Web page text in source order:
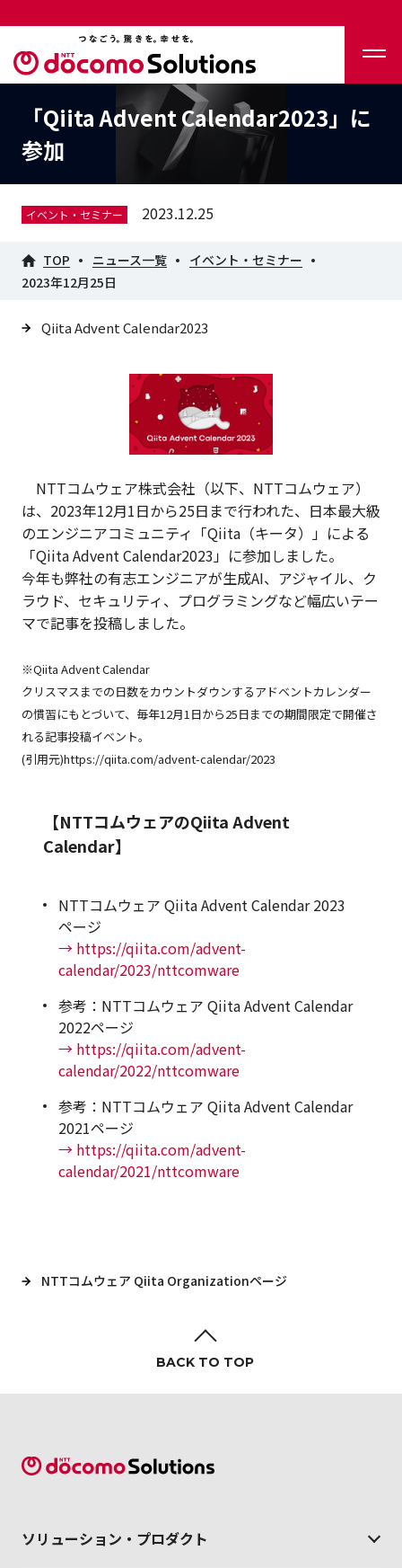
「Qiita Advent Calendar2023」に
参加
イベント・セミナー 2023.12.25
TOP ニュース一覧
イベント・セミナー
2023年12月25日
Qiita Advent Calendar2023
NTTコムウェア株式会社（以下、NTTコムウェア）
は、2023年12月1日から25日まで行われた、日本最大級
のエンジニアコミュニティ「Qiita（キータ）」による
「Qiita Advent Calendar2023」 に参加しました。
今年も弊社の有志エンジニアが生成AI、アジャイル、ク
ラウド、セキュリティ、プログラミングなど幅広いテー
マで記事を投稿しました。
※Qiita Advent Calendar
クリスマスまでの日数をカウントダウンするアドベントカレンダー
の慣習にもとづいて、毎年12月1日から25日までの期間限定で開催さ
れる記事投稿イベント。
(引用元)https://qiita.com/advent-calendar/2023
【NTTコムウェアのQiita Advent
Calendar】
NTTコムウェア Qiita Advent Calendar 2023
ページ
→ https://qiita.com/advent-
calendar/2023/nttcomware
参考：NTTコムウェア Qiita Advent Calendar
2022ページ
→ https://qiita.com/advent-
calendar/2022/nttcomware
参考：NTTコムウェア Qiita Advent Calendar
2021ページ
→ https://qiita.com/advent-
calendar/2021/nttcomware
NTTコムウェア Qiita Organizationページ
BACK TO TOP
ソリューション・ プロダクト